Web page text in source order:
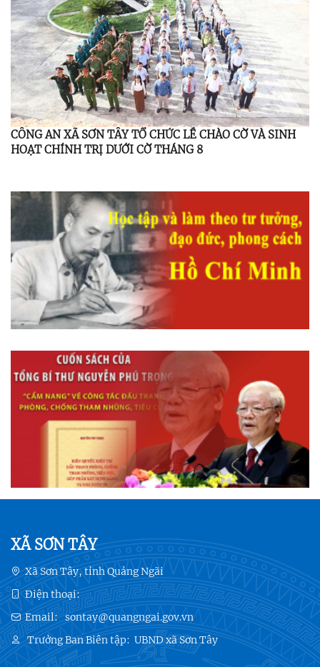
CÔNG AN XÃ SƠN TÂY TỔ CHỨC LỄ CHÀO CỜ VÀ SINH
HOẠT CHÍNH TRỊ DƯỚI CỜ THÁNG 8
XÃ SƠN TÂY
Xã Sơn Tây, tỉnh Quảng Ngãi
Điện thoại:
Email: sontay@quangngai.gov.vn
Trưởng Ban Biên tập: UBND xã Sơn Tây